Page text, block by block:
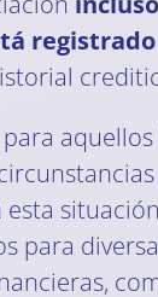
registrado
para